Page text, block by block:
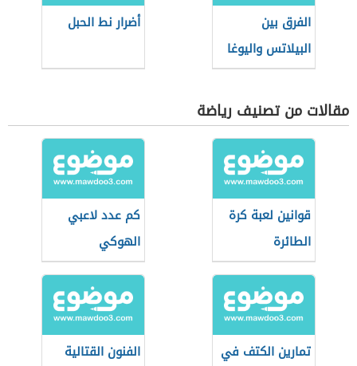
الفرق بين
البيلاتس واليوغا
أضرار نط الحبل
مقالات من تصنيف رياضة
قوانين لعبة كرة
الطائرة
كم عدد لاعبي
الهوكي
تمارين الكتف في
الفنون القتالية